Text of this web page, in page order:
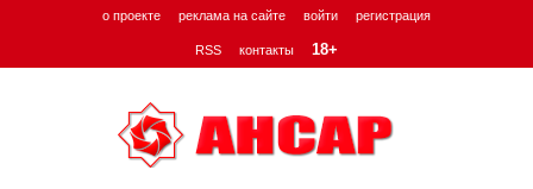
о проекте реклама на сайте войти регистрация
RSS контакты 18+